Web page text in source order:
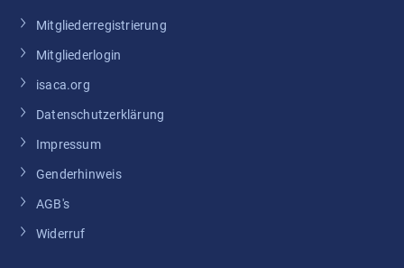
Mitgliederregistrierung
Mitgliederlogin
isaca.org
Datenschutzerklärung
Impressum
Genderhinweis
AGB's
Widerruf